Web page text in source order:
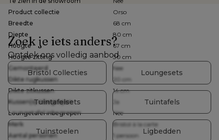
Product collectie
Orso
Breedte
68 cm
Diepte
80 cm
Hoogte
67 cm
Hoogte zitting
30 cm
Gemonteerd
Nee
Dikte rugkussen
20 cm
Dikte zitkussen
14 cm
Kussen(s) inbegrepen
Ja
Loungetafel inbegrepen
Nee
Merk
Bristol à la carte
Aantal personen
1 persoon
Zoek je iets anders?
Ontdek ons volledig aanbod
Bristol Collecties Loungesets
Tuintafelsets Tuintafels
Tuinstoelen Ligbedden